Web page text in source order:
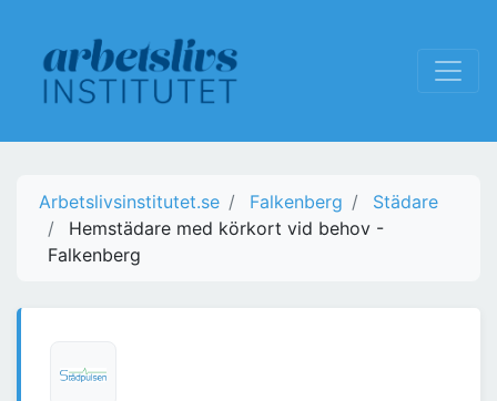
Arbetslivsinstitutet.se Falkenberg
Städare
Hemstädare med körkort vid behov -
Falkenberg